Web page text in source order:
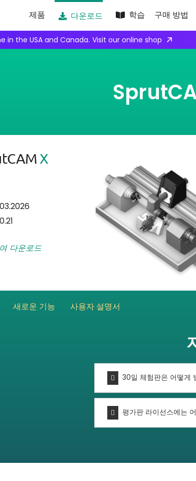
제품 다운로드 학습 구매 방법
in the USA and Canada. Visit our online shop
X
다운로드
새로운 기능 사용자 설명서
30일 체험판은 어떻게
평가판 라이선스에는